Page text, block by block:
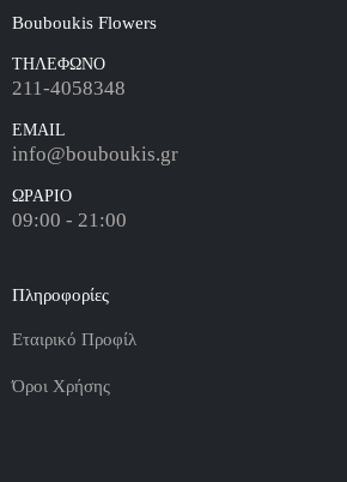
Ελεφαντάκι Γαλάζιο 50εκ
Ελεφαντάκι Ροζ 50εκ
Καμηλοπάρδαλη 80εκ
Bouboukis Flowers
ΤΗΛΕΦΩΝΟ
211-4058348
EMAIL
info@bouboukis.gr
ΩΡΑΡΙΟ
09:00 - 21:00
Πληροφορίες
Εταιρικό Προφίλ
Όροι Χρήσης